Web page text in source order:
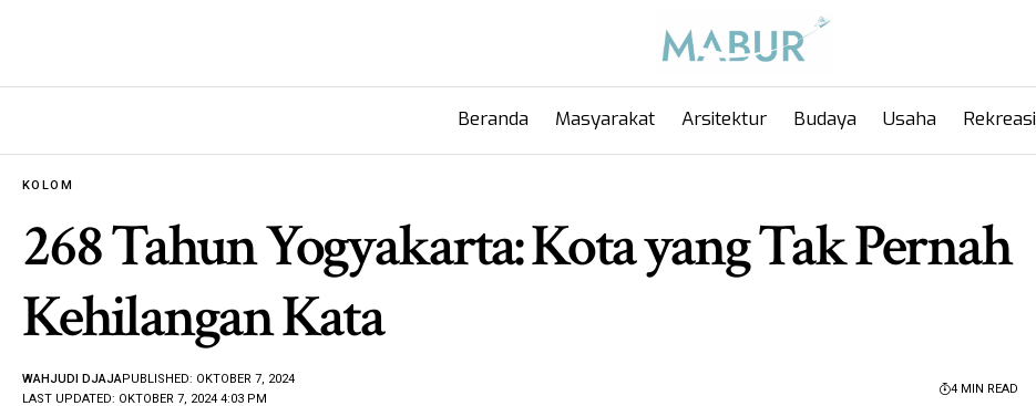
Beranda Masyarakat Arsitektur Budaya Usaha Rekreasi
KOLOM
268 Tahun Yogyakarta: Kota yang Tak Pernah
Kehilangan Kata
LAST UPDATED: OKTOBER 7, 2024 4:03 PM
WAHJUDI DJAJAPUBLISHED: OKTOBER 7, 2024
4 MIN READ